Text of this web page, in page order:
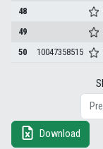
48
49
50
10047358515
Download